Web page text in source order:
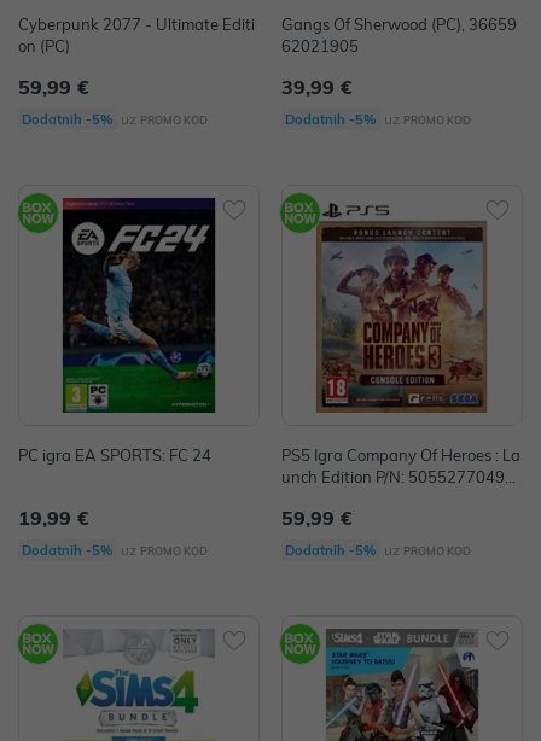
Cyberpunk 2077 - Ultimate Editi
on (PC)
59,99 €
Dodatnih -5% uz PROMO KOD
Gangs Of Sherwood (PC), 36659
62021905
39,99 €
Dodatnih -5% uz PROMO KOD
PC igra EA SPORTS: FC 24
19,99 €
Dodatnih -5% uz PROMO KOD
PS5 Igra Company Of Heroes : La
unch Edition P/N: 50552770496
59,99 €
Dodatnih -5% uz PROMO KOD